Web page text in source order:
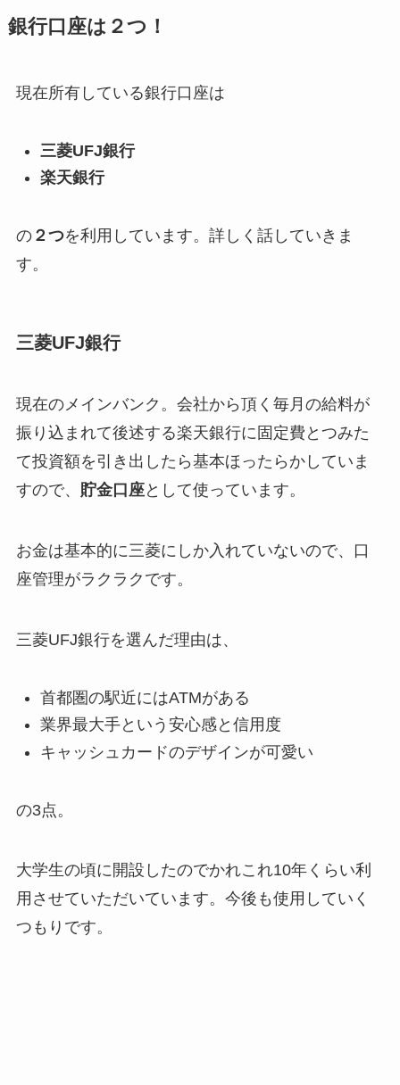
銀行口座は２つ！
現在所有している銀行口座は
三菱UFJ銀行
楽天銀行
の２つを利用しています。詳しく話していきま
す。
三菱UFJ銀行
現在のメインバンク。会社から頂く毎月の給料が
振り込まれて後述する楽天銀行に固定費とつみた
て投資額を引き出したら基本ほったらかしていま
すので、 貯金口座として使っています。
お金は基本的に三菱にしか入れていないので、口
座管理がラクラクです。
三菱UFJ銀行を選んだ理由は、
首都圏の駅近にはATMがある
業界最大手という安心感と信用度
キャッシュカードのデザインが可愛い
の3点。
大学生の頃に開設したのでかれこれ10年くらい利
用させていただいています。今後も使用していく
つもりです。